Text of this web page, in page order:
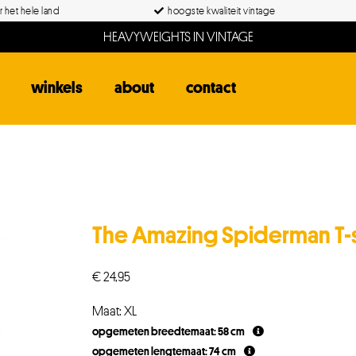
het hele land hoogste kwaliteit vintage
HEAVYWEIGHTS IN VINTAGE
winkels about contact
The Amazing Spiderman
€24,95
Maat: XL
opgemeten breedtemaat: 58 cm
opgemeten lengtemaat: 74 cm